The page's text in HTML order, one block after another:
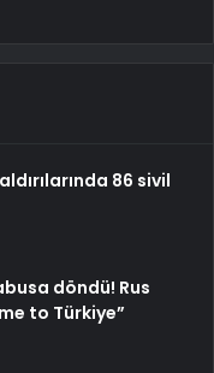
86 sivil
döndü! Rus
to Türkiye”